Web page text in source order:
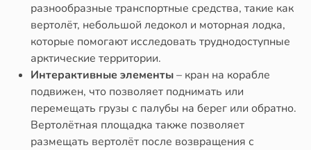
разнообразные транспортные средства, такие как
вертолёт, небольшой ледокол и моторная лодка,
которые помогают исследовать труднодоступные
арктические территории.
Интерактивные элементы– кран на корабле
подвижен, что позволяет поднимать или
перемещать грузы с палубы на берег или обратно.
Вертолётная площадка также позволяет
размещать вертолёт после возвращения с